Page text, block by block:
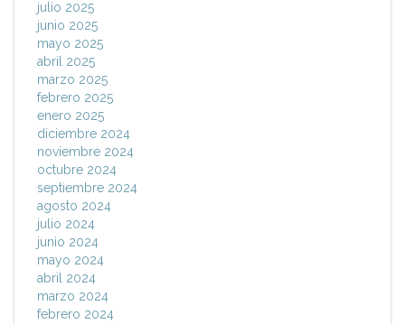
julio 2025
junio 2025
mayo 2025
abril 2025
marzo 2025
febrero 2025
enero 2025
diciembre 2024
noviembre 2024
octubre 2024
septiembre 2024
agosto 2024
julio 2024
junio 2024
mayo 2024
abril 2024
marzo 2024
febrero 2024